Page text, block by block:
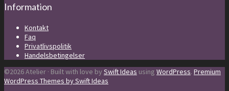
Information
Kontakt
Faq
Privatlivspolitik
Handelsbetingelser
©2026 Atelier · Built with love by Swift Ideas using WordPress. Premium
WordPress Themes by Swift Ideas